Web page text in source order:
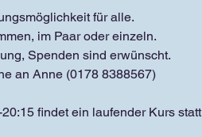
für alle.
im Paar oder einzeln.
Spenden sind erwünscht.
an Anne (0178 8388567)
findet ein laufender Kurs statt